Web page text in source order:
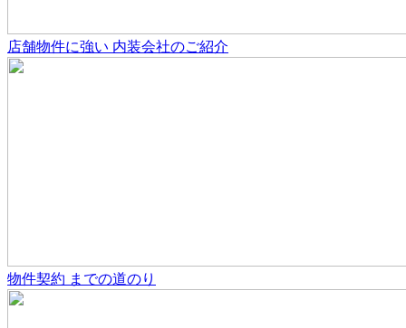
店舗物件に強い 内装会社のご紹介
物件契約 までの道のり